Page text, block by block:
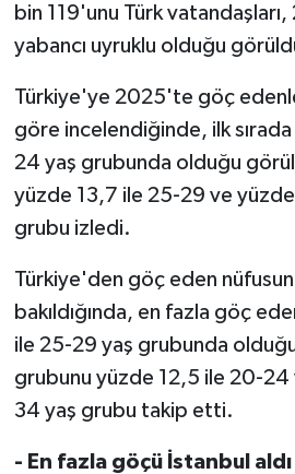
bin 119'unu Türk
yabancı uyruklu olduğu
Türkiye'ye 2025'te göç
göre incelendiğinde, ilk
24 yaş grubunda olduğu
yüzde 13,7 ile 25-29 ve
grubu izledi.
Türkiye'den göç eden nüfusun
bakıldığında, en fazla göç
ile 25-29 yaş grubunda
grubunu yüzde 12,5 ile 20-24
34 yaş grubu takip etti.
- En fazla göçü İstanbul aldı
Çankırı Müftülüğü
Denizli Müftülüğü
Diyarbakır Müftülüğü
Düzce Müftülüğü
Edirne Müftülüğü
Elazığ Müftülüğü
Erzincan Müftülüğü
Erzurum Müftülüğü
Bilim, Teknoloji
Diyanet TV
İhtida Haberleri
YAŞAM